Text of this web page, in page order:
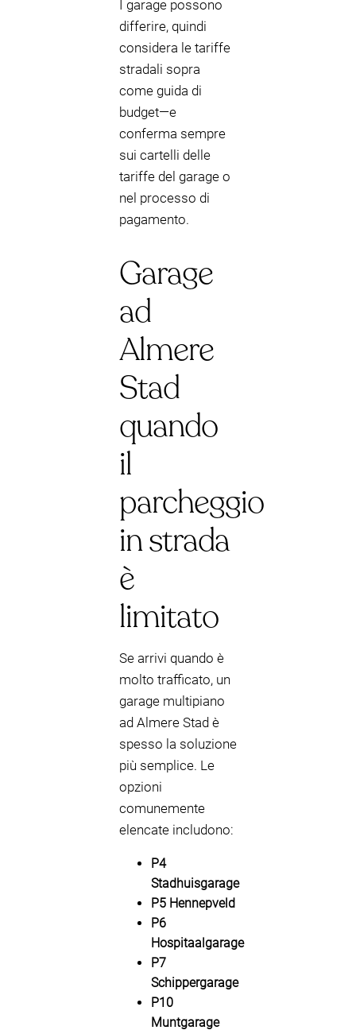
I garage possono
differire, quindi
considera le tariffe
stradali sopra
come guida di
budget—e
conferma sempre
sui cartelli delle
tariffe del garage o
nel processo di
pagamento.
Garage
ad
Almere
Stad
quando
il
parcheggio
in strada
è
limitato
Se arrivi quando è
molto trafficato, un
garage multipiano
ad Almere Stad è
spesso la soluzione
più semplice. Le
opzioni
comunemente
elencate includono:
P4
Stadhuisgarage
P5 Hennepveld
P6
Hospitaalgarage
P7
Schippergarage
P10
Muntgarage